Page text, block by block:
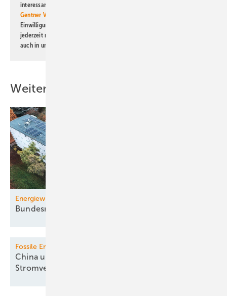
interessante Verlags- und Online-Angebote
Gentner Verlag GmbH & Co. KG
Einwilligung kann ich jederzeit widerrufen und eine Abmeldung ist
jederzeit möglich. Informationen zum Umgang mit Daten finden Sie
auch in unserer
Weitere Inhalte
Energiewirtschaftsgesetz
Bundesregierung beschließt
Fossile Erzeugung
China und Indien mindern fossile
Stromversorgung